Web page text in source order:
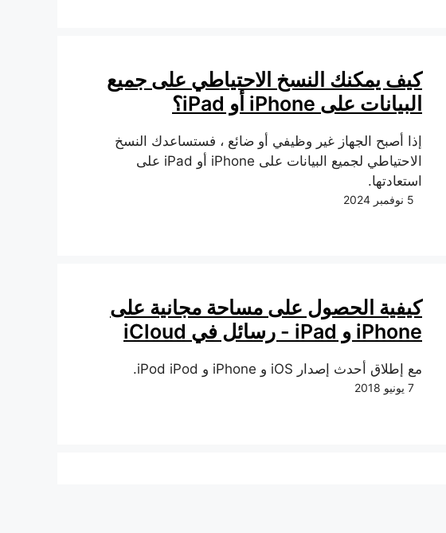
كيف يمكنك النسخ الاحتياطي على جميع
البيانات على iPhone أو iPad؟
إذا أصبح الجهاز غير وظيفي أو ضائع ، فستساعدك النسخ
الاحتياطي لجميع البيانات على iPhone أو iPad على
استعادتها.
5 نوفمبر 2024
كيفية الحصول على مساحة مجانية على
iPhone و iPad - رسائل في iCloud
مع إطلاق أحدث إصدار iOS و iPhone و iPod iPod.
7 يونيو 2018